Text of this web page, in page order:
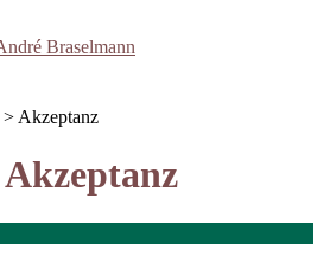
> Akzeptanz
Akzeptanz